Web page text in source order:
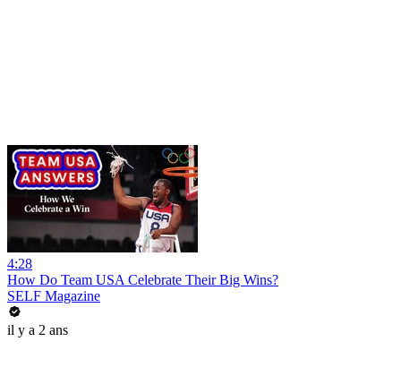
4:28
How Do Team USA Celebrate Their Big Wins?
SELF Magazine
il y a 2 ans